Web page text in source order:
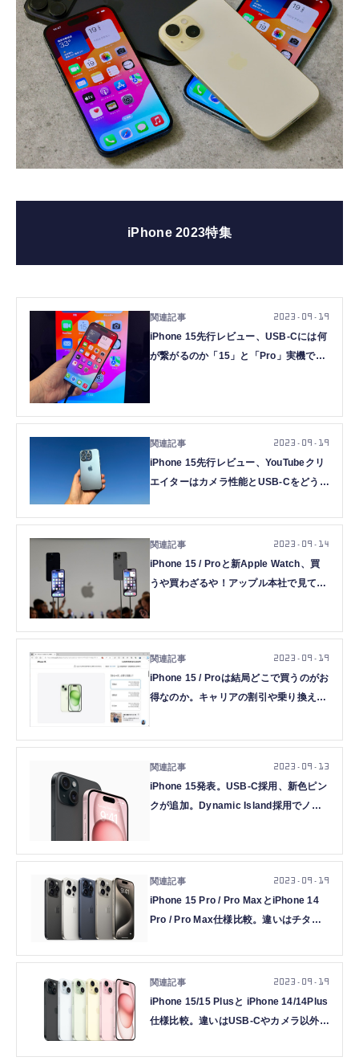
iPhone 2023特集
iPhone 15先行レビュー、USB-Cには何
が繋がるのか「15」と「Pro」実機で違
2023.09.19
iPhone 15先行レビュー、YouTubeクリ
エイターはカメラ性能とUSB-Cをどう見
2023.09.19
iPhone 15 / Proと新Apple Watch、買
うや買わざるや！アップル本社で見て触
2023.09.14
iPhone 15 / Proは結局どこで買うのがお
得なのか。キャリアの割引や乗り換えプ
2023.09.19
iPhone 15発表。USB-C採用、新色ピン
クが追加。Dynamic Island採用でノッ
2023.09.13
iPhone 15 Pro / Pro MaxとiPhone 14
Pro / Pro Max仕様比較。違いはチタン
2023.09.19
iPhone 15/15 Plusと iPhone 14/14Plus
仕様比較。違いはUSB-Cやカメラ以外に
2023.09.19